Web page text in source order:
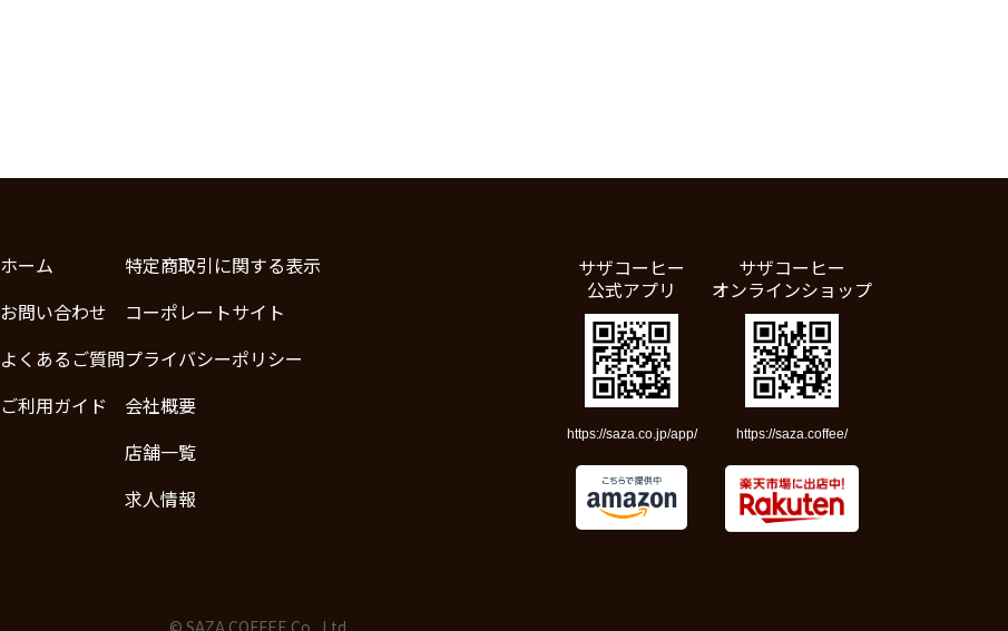
ホーム
お問い合わせ
よくあるご質問
ご利用ガイド
特定商取引に関する表示
コーポレートサイト
プライバシーポリシー
会社概要
店舗一覧
求人情報
サザコーヒー
公式アプリ
https://saza.co.jp/app/
サザコーヒー
オンラインショップ
https://saza.coffee/
© SAZA COFFEE Co., Ltd.